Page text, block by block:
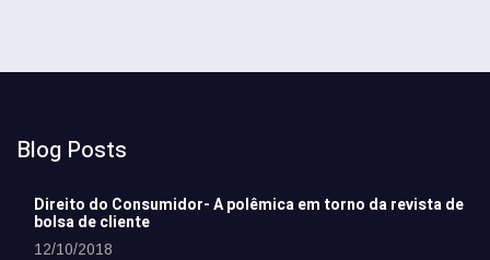
Blog Posts
Direito do Consumidor- A polêmica em torno da revista de
bolsa de cliente
12/10/2018